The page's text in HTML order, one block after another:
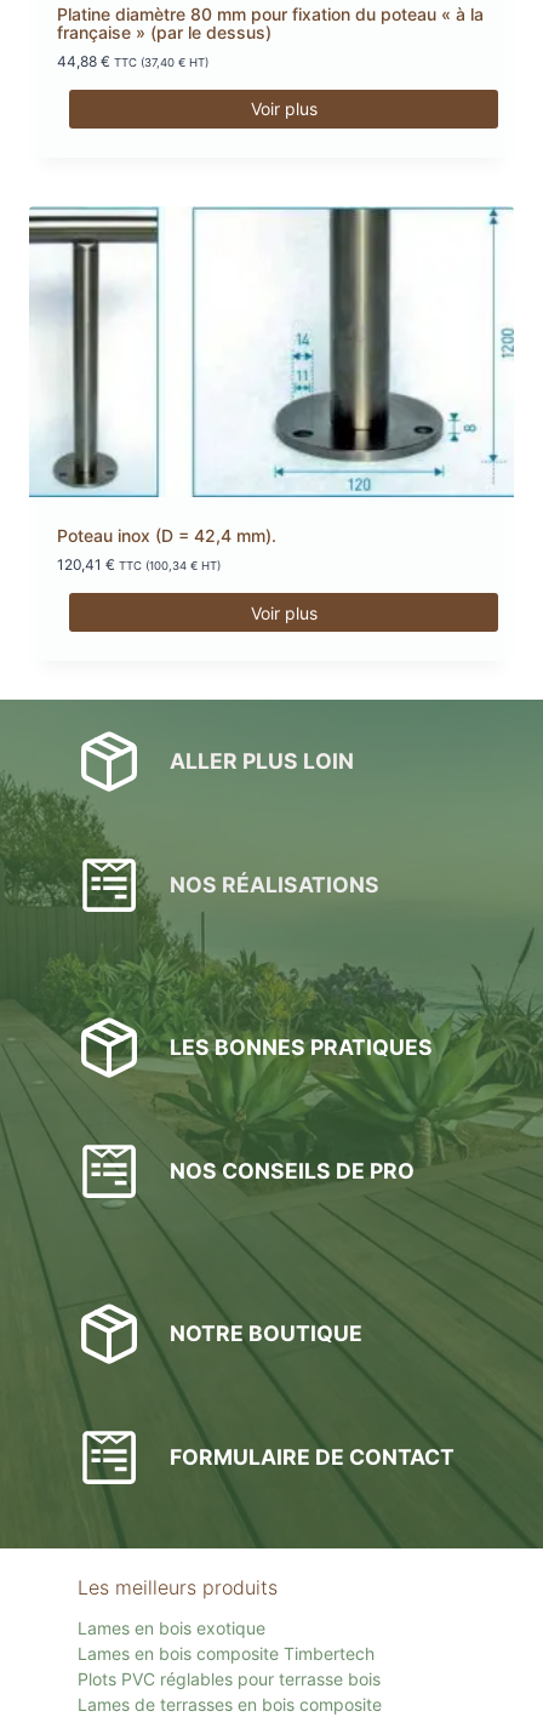
Platine diamètre 80 mm pour fixation du poteau « à la
française » (par le dessus)
44,88 € TTC (37,40 € HT)
Voir plus
Poteau inox (D = 42,4 mm).
120,41 € TTC (100,34 € HT)
Voir plus
ALLER PLUS LOIN
NOS RÉALISATIONS
LES BONNES PRATIQUES
NOS CONSEILS DE PRO
NOTRE BOUTIQUE
FORMULAIRE DE CONTACT
Les meilleurs produits
Lames en bois exotique
Lames en bois composite Timbertech
Plots PVC réglables pour terrasse bois
Lames de terrasses en bois composite